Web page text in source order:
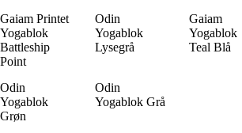
Gaiam Printet
Yogablok
Battleship
Point
Odin
Yogablok
Lysegrå
Gaiam
Yogablok
Teal Blå
Odin
Yogablok
Grøn
Odin
Yogablok Grå